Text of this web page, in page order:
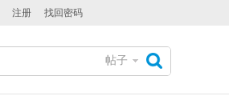
注册 找回密码
帖子